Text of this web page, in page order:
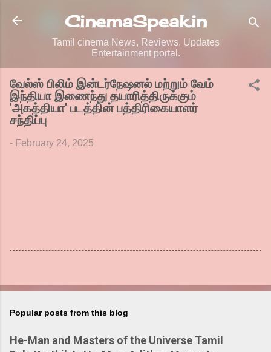
Skip to main content
CinemaSpeak.in
Tamil cinema News, Reviews, Updates
Entertainment portal.
வேல்ஸ் பிலிம் இன்டர்நேஷனல் மற்றும் வேம்
இந்தியா இணைந்து தயாரித்திருக்கும்
'அகத்தியா' படத்தின் பத்திரிகையாளர்
சந்திப்பு
- February 24, 2025
Popular posts from this blog
He-Man and Masters of the Universe Tamil